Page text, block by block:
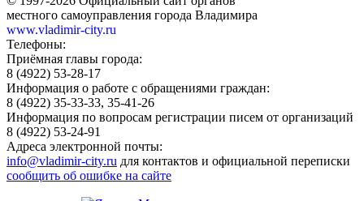
местного самоуправления города Владимира
www.vladimir-city.ru
Телефоны:
Приёмная главы города:
8 (4922) 53-28-17
Информация о работе с обращениями граждан:
8 (4922) 35-33-33, 35-41-26
Информация по вопросам регистрации писем от организаций
8 (4922) 53-24-91
Адреса электронной почты:
info@vladimir-city.ru для контактов и официальной переписки
сообщить об ошибке на сайте